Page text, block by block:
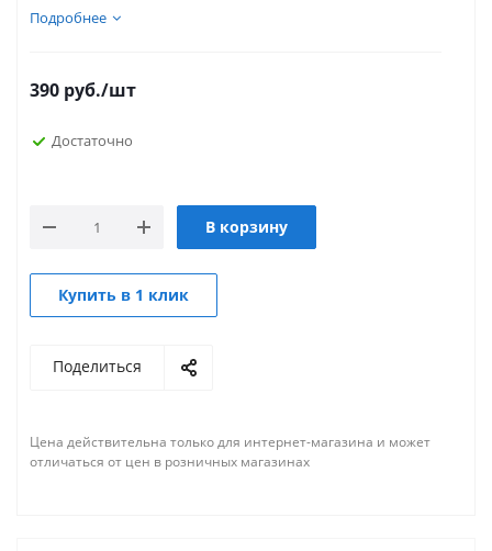
Подробнее
390 руб./шт
Достаточно
В корзину
Купить в 1 клик
Поделиться
Цена действительна только для интернет-магазина и может
отличаться от цен в розничных магазинах